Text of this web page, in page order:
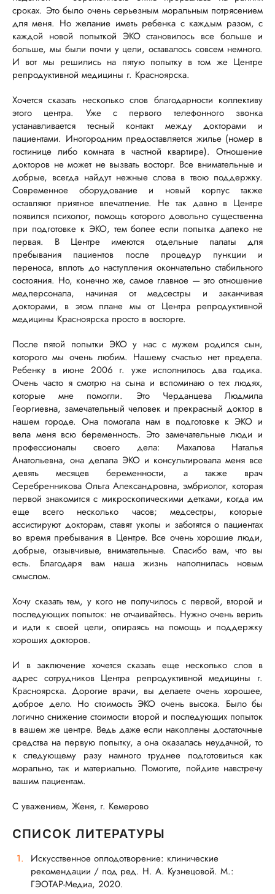
сроках. Это было очень серьезным моральным потрясением
для меня. Но желание иметь ребенка с каждым разом, с
каждой новой попыткой ЭКО становилось все больше и
больше, мы были почти у цели, оставалось совсем немного.
И вот мы решились на пятую попытку в том же Центре
репродуктивной медицины г. Красноярска.
Хочется сказать несколько слов благодарности коллективу
этого центра. Уже с первого телефонного звонка
устанавливается тесный контакт между докторами и
пациентами. Иногородним предоставляется жилье (номер в
гостинице либо комната в частной квартире). Отношение
докторов не может не вызвать восторг. Все внимательные и
добрые, всегда найдут нежные слова в твою поддержку.
Современное оборудование и новый корпус также
оставляют приятное впечатление. Не так давно в Центре
появился психолог, помощь которого довольно существенна
при подготовке к ЭКО, тем более если попытка далеко не
первая. В Центре имеются отдельные палаты для
пребывания пациентов после процедур пункции и
переноса, вплоть до наступления окончательно стабильного
состояния. Но, конечно же, самое главное — это отношение
медперсонала, начиная от медсестры и заканчивая
докторами, в этом плане мы от Центра репродуктивной
медицины Красноярска просто в восторге.
После пятой попытки ЭКО у нас с мужем родился сын,
которого мы очень любим. Нашему счастью нет предела.
Ребенку в июне 2006 г. уже исполнилось два годика.
Очень часто я смотрю на сына и вспоминаю о тех людях,
которые мне помогли. Это Черданцева Людмила
Георгиевна, замечательный человек и прекрасный доктор в
нашем городе. Она помогала нам в подготовке к ЭКО и
вела меня всю беременность. Это замечательные люди и
профессионалы своего дела: Махалова Наталья
Анатольевна, она делала ЭКО и консультировала меня все
девять месяцев беременности, а также врач
Серебренникова Ольга Александровна, эмбриолог, которая
первой знакомится с микроскопическими детками, когда им
еще всего несколько часов; медсестры, которые
ассистируют докторам, ставят уколы и заботятся о пациентах
во время пребывания в Центре. Все очень хорошие люди,
добрые, отзывчивые, внимательные. Спасибо вам, что вы
есть. Благодаря вам наша жизнь наполнилась новым
смыслом.
Хочу сказать тем, у кого не получилось с первой, второй и
последующих попыток: не отчаивайтесь. Нужно очень верить
и идти к своей цели, опираясь на помощь и поддержку
хороших докторов.
И в заключение хочется сказать еще несколько слов в
адрес сотрудников Центра репродуктивной медицины г.
Красноярска. Дорогие врачи, вы делаете очень хорошее,
доброе дело. Но стоимость ЭКО очень высока. Было бы
логично снижение стоимости второй и последующих попыток
в вашем же центре. Ведь даже если накоплены достаточные
средства на первую попытку, а она оказалась неудачной, то
к следующему разу намного труднее подготовиться как
морально, так и материально. Помогите, пойдите навстречу
вашим пациентам.
С уважением, Женя, г. Кемерово
СПИСОК ЛИТЕРАТУРЫ
Искусственное оплодотворение: клинические
рекомендации / под ред. Н. А. Кузнецовой. М.:
ГЭОТАР-Медиа, 2020.